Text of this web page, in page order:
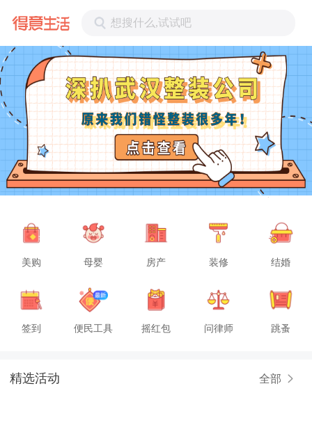
想搜什么,试试吧
美购 母婴 房产 装修 结婚
签到 便民工具 摇红包 问律师 跳蚤
精选活动 全部